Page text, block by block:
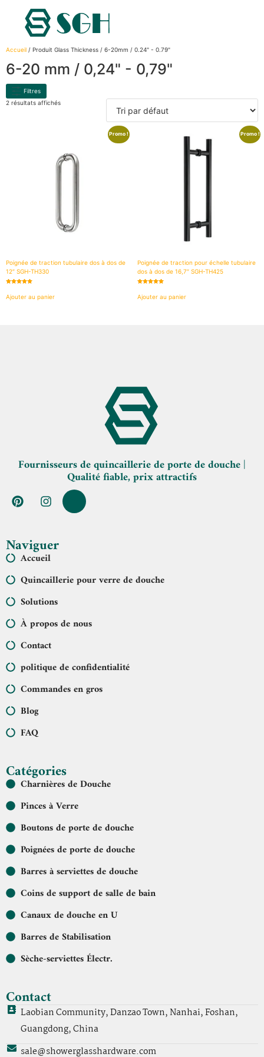
Accueil / Produit Glass Thickness / 6-20mm / 0.24" - 0.79"
6-20 mm / 0,24" - 0,79"
Filtres
2 résultats affichés
Promo !
Poignée de traction tubulaire dos à dos de
12″ SGH-TH330
sur 5
Ajouter au panier
Promo !
Poignée de traction pour échelle tubulaire
dos à dos de 16,7″ SGH-TH425
sur 5
Ajouter au panier
Fournisseurs de quincaillerie de porte de douche |
Qualité fiable, prix attractifs
Naviguer
Accueil
Quincaillerie pour verre de douche
Solutions
À propos de nous
Contact
politique de confidentialité
Commandes en gros
Blog
FAQ
Catégories
Charnières de Douche
Pinces à Verre
Boutons de porte de douche
Poignées de porte de douche
Barres à serviettes de douche
Coins de support de salle de bain
Canaux de douche en U
Barres de Stabilisation
Sèche-serviettes Électr.
Contact
Laobian Community, Danzao Town, Nanhai, Foshan,
Guangdong, China
sale@showerglasshardware.com